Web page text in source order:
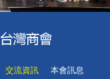
交流資訊
本會訊息